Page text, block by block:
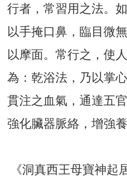
行者，常習用之法。
以手掩口鼻，臨目微
以摩面。常行之，使
為：乾浴法，乃以掌
貫注之血氣，通達五
強化臟器脈絡，增強
《洞真西王母寶神起